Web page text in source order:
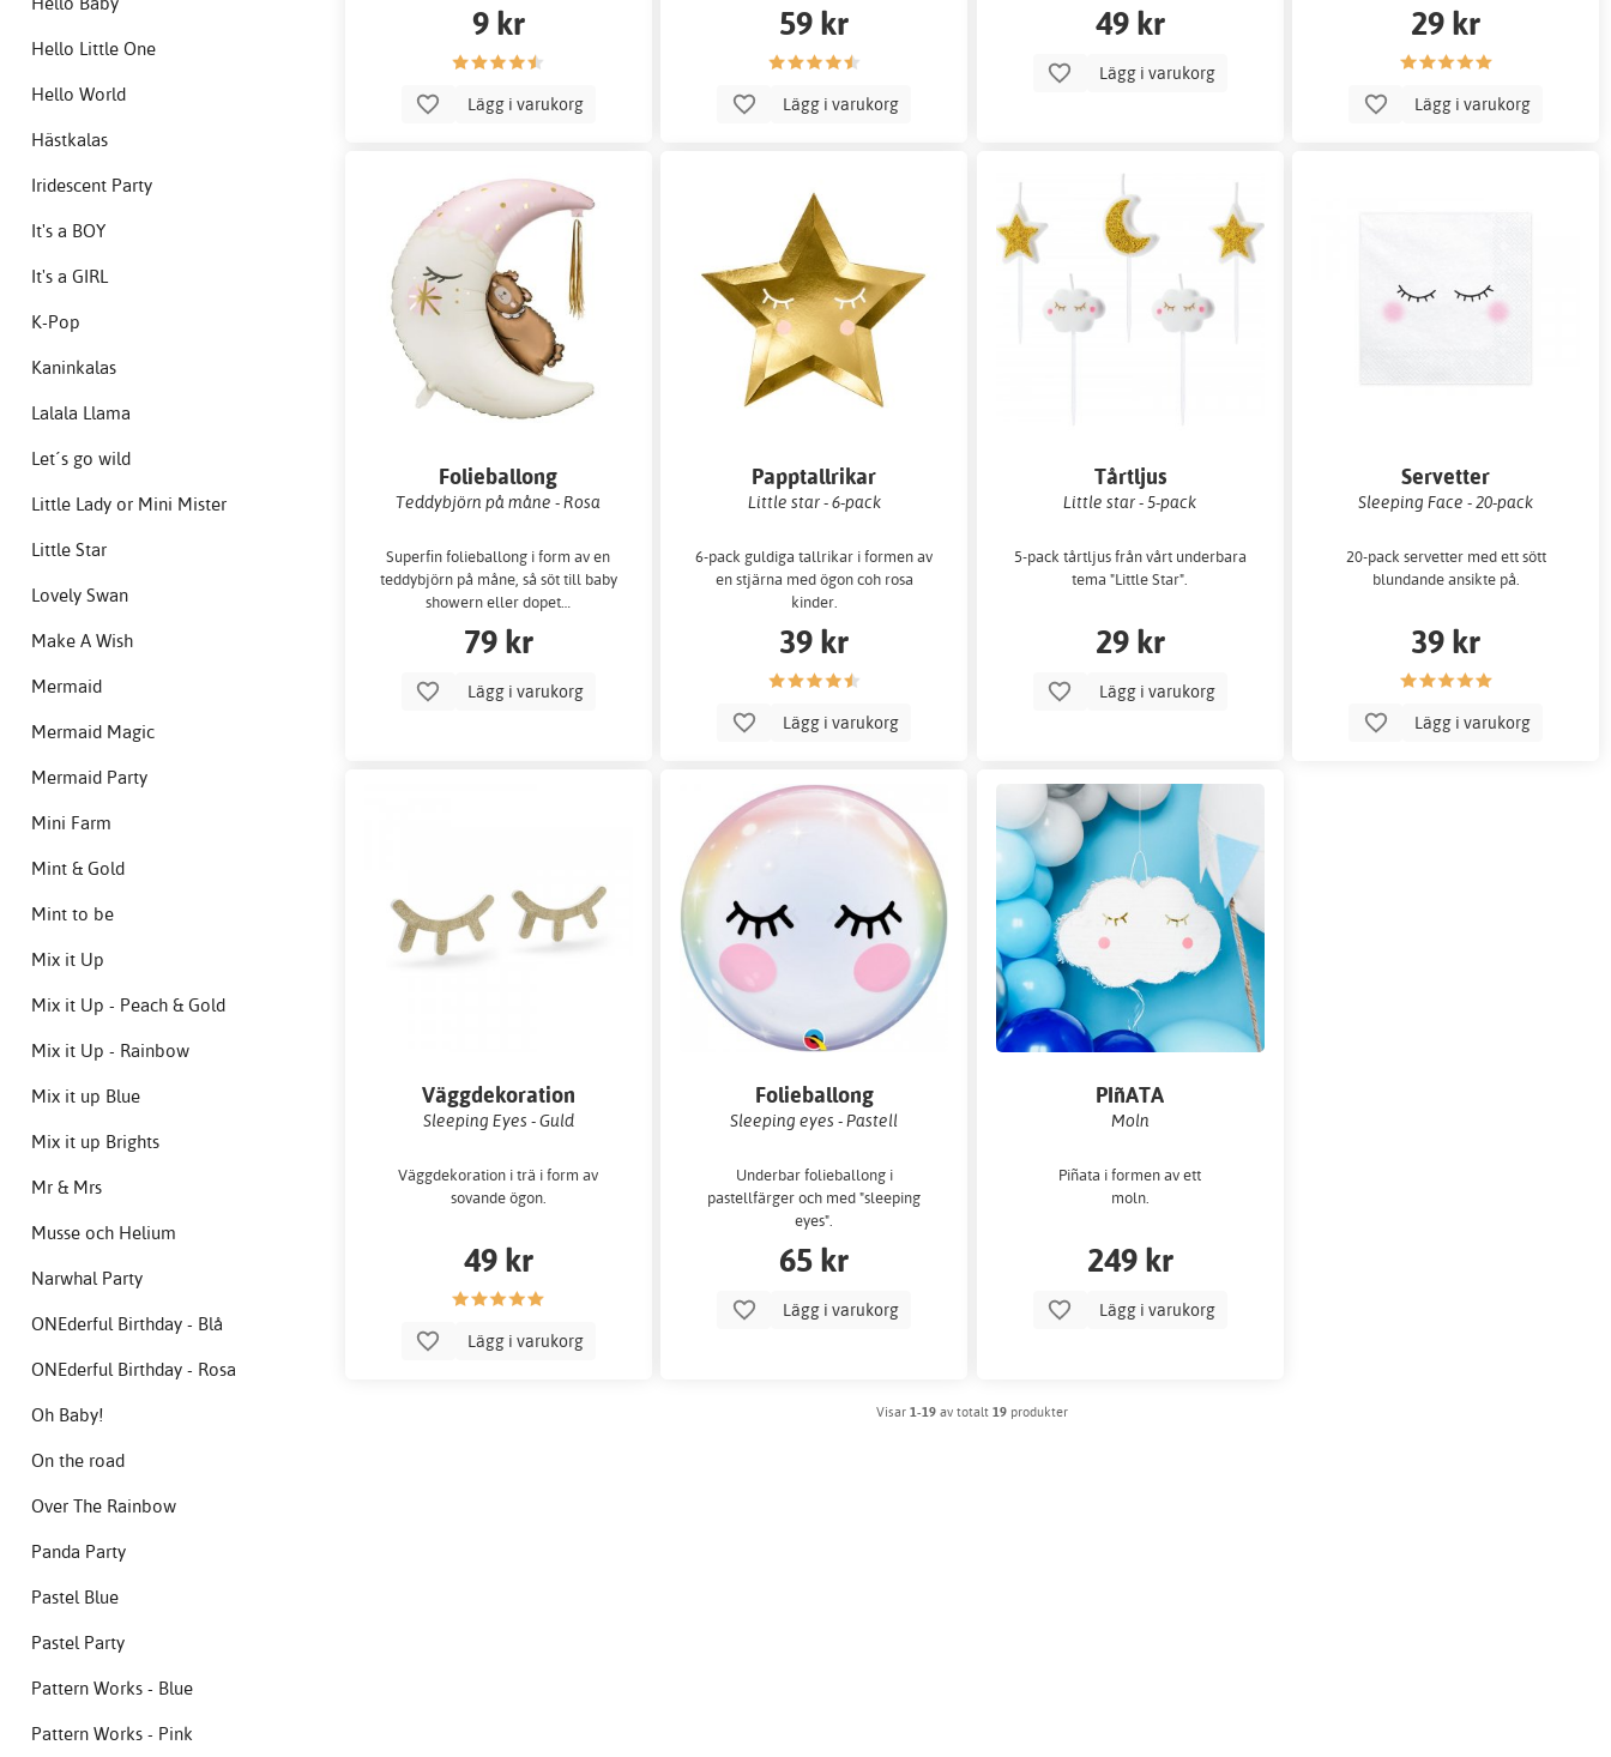
Hello Little One
Hello World
Hästkalas
Iridescent Party
It's a BOY
It's a GIRL
K-Pop
Kaninkalas
Lalala Llama
Let´s go wild
Little Lady or Mini Mister
Little Star
Lovely Swan
Make A Wish
Mermaid
Mermaid Magic
Mermaid Party
Mini Farm
Mint & Gold
Mint to be
Mix it Up
Mix it Up - Peach & Gold
Mix it Up - Rainbow
Mix it up Blue
Mix it up Brights
Mr & Mrs
Musse och Helium
Narwhal Party
ONEderful Birthday - Blå
ONEderful Birthday - Rosa
Oh Baby!
On the road
Over The Rainbow
Panda Party
Pastel Blue
Pastel Party
Pattern Works - Blue
Pattern Works - Pink
9 kr
Lägg i varukorg
59 kr
Lägg i varukorg
49 kr
Lägg i varukorg
29 kr
Lägg i varukorg
Folieballong
Teddybjörn på måne - Rosa
Superfin folieballong i form av en
teddybjörn på måne, så söt till baby
showern eller dopet…
79 kr
Lägg i varukorg
Papptallrikar
Little star - 6-pack
6-pack guldiga tallrikar i formen av
en stjärna med ögon coh rosa
kinder.
39 kr
Lägg i varukorg
Tårtljus
Little star - 5-pack
5-pack tårtljus från vårt underbara
tema "Little Star".
29 kr
Lägg i varukorg
Servetter
Sleeping Face - 20-pack
20-pack servetter med ett sött
blundande ansikte på.
39 kr
Lägg i varukorg
Väggdekoration
Sleeping Eyes - Guld
Väggdekoration i trä i form av
sovande ögon.
49 kr
Lägg i varukorg
Folieballong
Sleeping eyes - Pastell
Underbar folieballong i
pastellfärger och med "sleeping
eyes".
65 kr
Lägg i varukorg
PIñATA
Moln
Piñata i formen av ett
moln.
249 kr
Lägg i varukorg
Visar1-19 av totalt19 produkter